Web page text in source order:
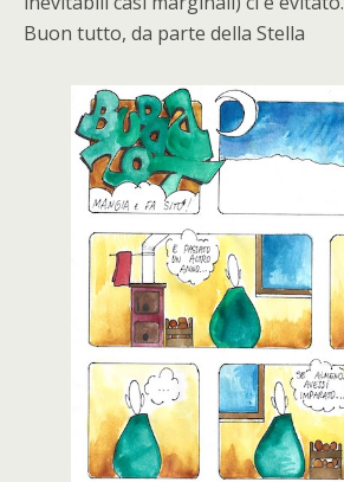
Buon tutto, da parte della Stella